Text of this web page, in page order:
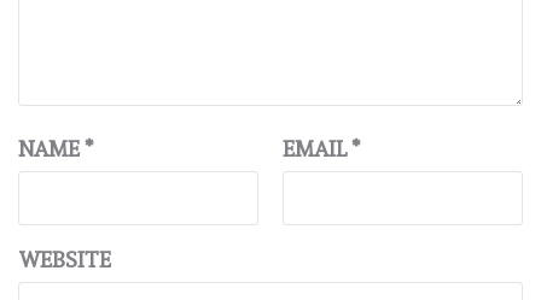
NAME* EMAIL*
WEBSITE